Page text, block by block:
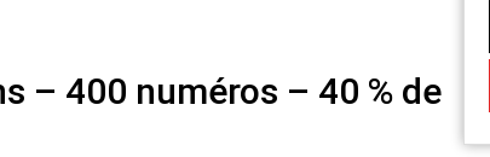
– 400 numéros – 40 % de